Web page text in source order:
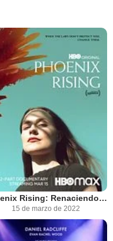
Phoenix Rising: Renaciendo de las cenizas
15 de marzo de 2022